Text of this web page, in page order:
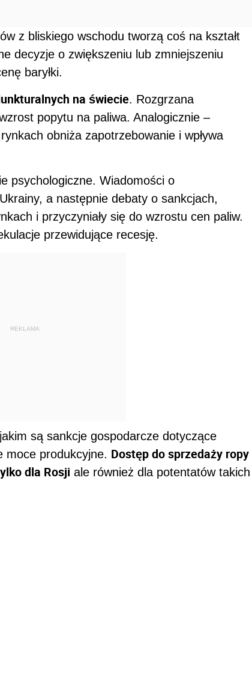
z bliskiego wschodu tworzą coś na kształt
decyzje o zwiększeniu lub zmniejszeniu
baryłki.
na świecie. Rozgrzana
popytu na paliwa. Analogicznie –
obniża zapotrzebowanie i wpływa
psychologiczne. Wiadomości o
a następnie debaty o sankcjach,
i przyczyniały się do wzrostu cen paliw.
przewidujące recesję.
REKLAMA
są sankcje gospodarcze dotyczące
moce produkcyjne. Dostęp do sprzedaży ropy
dla Rosji ale również dla potentatów takich